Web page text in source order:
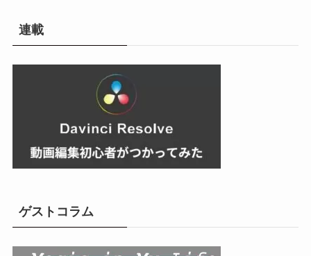
イ
ブ
連載
ゲストコラム